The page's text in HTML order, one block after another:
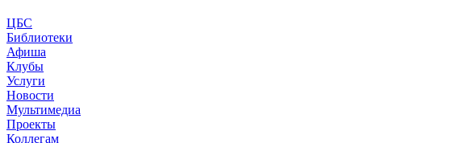
ЦБС
Библиотеки
Афиша
Клубы
Услуги
Новости
Мультимедиа
Проекты
Коллегам